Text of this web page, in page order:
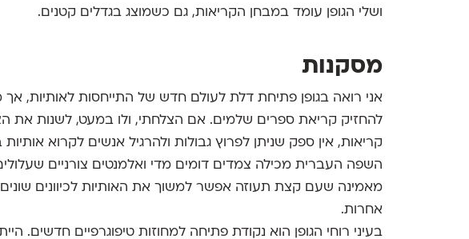
ושלי הגופן עומד במבחן הקריאות, גם כשמוצג בגדלים קטנים.
מסקנות
אני רואה בגופן פתיחת דלת לעולם חדש של התייחסות לאותיות, אך
להחזיק קריאת ספרים שלמים. אם הצלחתי, ולו במעט, לשנות את
קריאות, אין ספק שניתן לפרוץ גבולות ולהרגיל אנשים לקרוא
השפה העברית מכילה צמדים דומים מדי ואלמנטים צורניים
מאמינה שעם קצת תעוזה אפשר למשוך את האותיות לכיוונים שונים
אחרות.
בעיני רוחי הגופן הוא נקודת פתיחה למחוזות טיפוגרפיים חדשים.